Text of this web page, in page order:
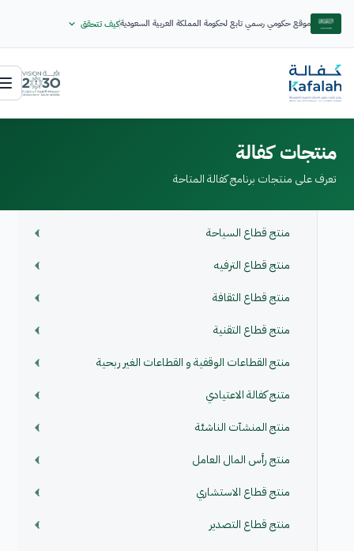
موقع حكومي رسمي تابع لحكومة المملكة العربية السعوديةكيف تتحقق
منتجات كفالة
تعرف على منتجات برنامج كفالة المتاحة
منتج قطاع السياحة
منتج قطاع الترفيه
منتج قطاع الثقافة
منتج قطاع التقنية
منتج القطاعات الوقفية و القطاعات الغير ربحية
متنج كفالة الاعتيادي
منتج المنشآت الناشئة
منتج رأس المال العامل
منتج قطاع الاستشاري
منتج قطاع التصدير